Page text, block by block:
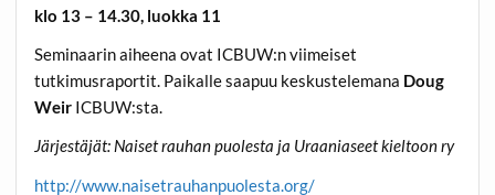
klo 13 – 14.30, luokka 11
Seminaarin aiheena ovat ICBUW:n viimeiset
tutkimusraportit. Paikalle saapuu keskustelemana Doug
Weir ICBUW:sta.
Järjestäjät: Naiset rauhan puolesta ja Uraaniaseet kieltoon ry
http://www.naisetrauhanpuolesta.org/